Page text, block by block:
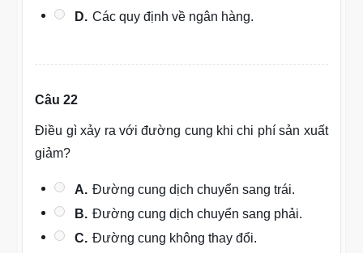
D. Các quy định về ngân hàng.
Câu 22
Điều gì xảy ra với đường cung khi chi phí sản xuất
giảm?
A. Đường cung dịch chuyển sang trái.
B. Đường cung dịch chuyển sang phải.
C. Đường cung không thay đổi.